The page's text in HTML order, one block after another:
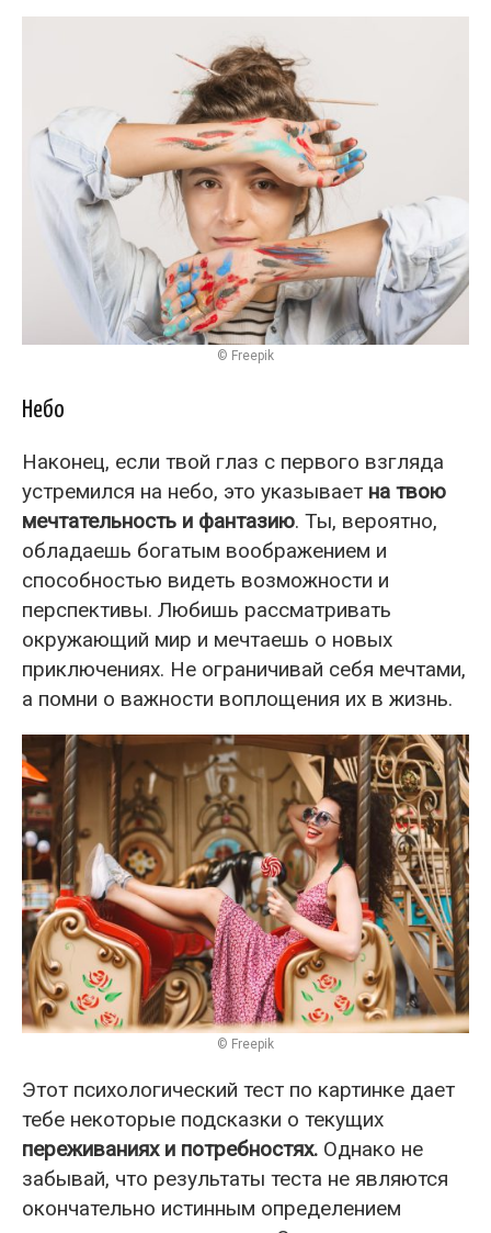
© Freepik
Небо
Наконец, если твой глаз с первого взгляда
устремился на небо, это указывает на твою
мечтательность и фантазию. Ты, вероятно,
обладаешь богатым воображением и
способностью видеть возможности и
перспективы. Любишь рассматривать
окружающий мир и мечтаешь о новых
приключениях. Не ограничивай себя мечтами,
а помни о важности воплощения их в жизнь.
© Freepik
Этот психологический тест по картинке дает
тебе некоторые подсказки о текущих
переживаниях и потребностях. Однако не
забывай, что результаты теста не являются
окончательно истинным определением